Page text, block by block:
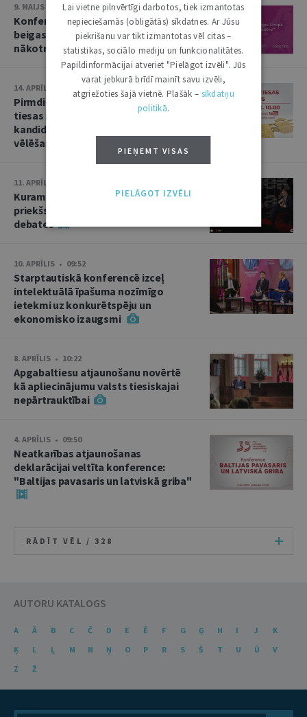
9. MAIJS • 13:50
Konference “Otrā pasaules kara
beigas Eiropā un Baltija: nolaupītā
nākotne”
14. APRĪLIS • 10:13
Pirmdien plēnumā – Augstākās
tiesas priekšsēdētāja amata
kandidāta izvirzīšana un divas
vēlēšanas
11. APRĪLIS • 15:02
Kuram jābūt Augstākās tiesas
priekšsēdētājam? Kandidātu
debates
10. APRĪLIS • 09:52
Starptautiskā konferencē izceļ
intelektuālā īpašuma nozīmīgo
ietekmi uz konkurētspēju un
ekonomisko izaugsmi
8. APRĪLIS • 10:22
Apgabaltiesu atjaunošanu novērtē
kā apliecinājumu valsts tiesiskajai
nepārtrauktībai
4. APRĪLIS • 09:50
Neatkarības atjaunošanas
deklarācijai veltīta konference:
"Baltijas pavasaris un latviskā griba"
RĀDĪT VĒL / 328
AUTORU KATALOGS
A Ā B C Č D E Ē F G Ģ H I J
K
Ķ
L Ļ M N Ņ O P R S Š T U Ū
V
Z
Ž
Lai vietne pilnvērtīgi darbotos, tiek izmantotas
nepieciešamās (obligātās) sīkdatnes. Ar Jūsu
piekrišanu var tikt izmantotas vēl citas –
statistikas, sociālo mediju un funkcionalitātes.
Papildinformācijai atveriet "Pielāgot izvēli". Jūs
varat jebkurā brīdī mainīt savu izvēli,
atgriežoties šajā vietnē. Plašāk – sīkdatņu
politikā.
PIEŅEMT VISAS
PIELĀGOT IZVĒLI